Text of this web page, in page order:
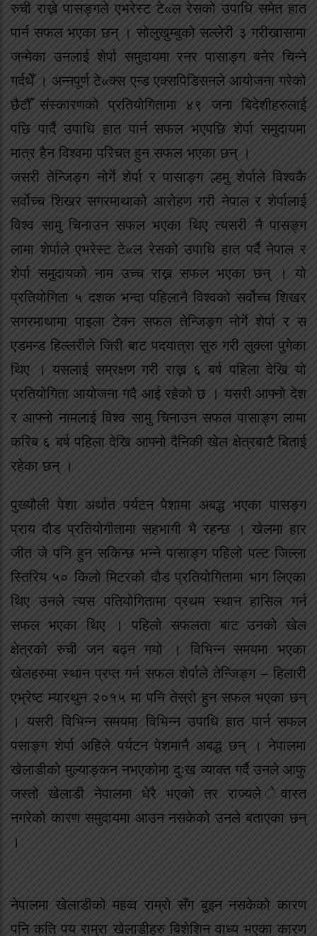
रुची राख्ने पासङ्गले एभरेस्ट टे«ल रेसको उपाधि समेत हात
पार्न सफल भएका छन् । सोलुखुम्बुको सल्लेरी ३ गरीखासामा
जन्मेका उनलाई शेर्पा समुदायमा रनर पासाङ्ग बनेर चिन्ने
गर्दथेँ । अन्नपूर्ण टे«क्स एन्ड एक्सपिडिसनले आयोजना गरेको
छैटौँ संस्कारणको प्रतियोगितामा ४९ जना बिदेशीहरुलाई
पछि पार्दै उपाधि हात पार्न सफल भएपछि शेर्पा समुदायमा
मात्र हैन विश्वमा परिचत हुन सफल भएका छन् ।
जसरी तेन्जिङ्ग नोर्गे शेर्पा र पासाङ्ग ल्हमु शेर्पाले विश्वकै
सर्वोच्च शिखर सगरमाथाको आरोहण गरी नेपाल र शेर्पालाई
विश्व सामु चिनाउन सफल भएका थिए त्यसरी नै पासङ्ग
लामा शेर्पाले एभरेस्ट टे«ल रेसको उपाधि हात पर्दै नेपाल र
शेर्पा समुदायको नाम उच्च राख्न सफल भएका छन् । यो
प्रतियोगिता ५ दशक भन्दा पहिलानै विश्वको सर्वोच्च शिखर
सगरमाथामा पाइला टेक्न सफल तेन्जिङ्ग नोर्गे शेर्पा र स
एडमन्ड हिल्लरीले जिरी बाट पदयात्रा सुरु गरी लुक्ला पुगेका
थिए । यसलाई सम्रक्षण गरी राख्न ६ बर्ष पहिला देखि यो
प्रतियोगिता आयोजना गदै आई रहेको छ । यसरी आफ्नो देश
र आफ्नो नामलाई विश्व सामु चिनाउन सफल पासाङ्ग लामा
करिब ६ बर्ष पहिला देखि आफ्नो दैनिकी खेल क्षेत्रबाटै बिताई
रहेका छन् ।
पुख्यौली पेशा अर्थात पर्यटन पेशामा अबद्ध भएका पासङ्ग
प्राय दौड प्रतियोगीतामा सहभागी भै रहन्छ । खेलमा हार
जीत जे पनि हुन सकिन्छ भन्ने पासाङ्ग पहिलो पल्ट जिल्ला
स्तिरिय ५० किलो मिटरको दौड प्रतियोगितामा भाग लिएका
थिए उनले त्यस पतियोगितामा प्रथम स्थान हासिल गर्न
सफल भएका थिए । पहिलो सफलता बाट उनको खेल
क्षेत्रको रुची जन बढ्न गयो । विभिन्न समयमा भएका
खेलहरुमा स्थान प्रप्त गर्न सफल शेर्पाले तेन्जिङ्ग – हिलारी
एभ्रेष्ट म्यारथुन २०१५ मा पनि तेस्रो हुन सफल भएका छन्
। यसरी विभिन्न समयमा विभिन्न उपाधि हात पार्न सफल
पसाङ्ग शेर्पा अहिले पर्यटन पेशमानै अबद्ध छन् । नेपालमा
खेलाडीको मुल्याङ्कन नभएकोमा दुःख व्याक्त गर्दै उनले आफु
जस्तो खेलाडी नेपालमा धेरै भएको तर राज्यले ेवास्त
नगरेको कारण समुदायमा आउन नसकेको उनले बताएका छन्
।
नेपालमा खेलाडीको महव्व राम्रो सँग बुझ्न नसकेको कारण
पनि कति पय राम्रा खेलाडीहरु बिशेशिन वाध्य भएका कारण